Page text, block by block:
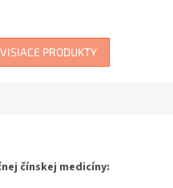
PRODUKTY
čínskej medicíny: